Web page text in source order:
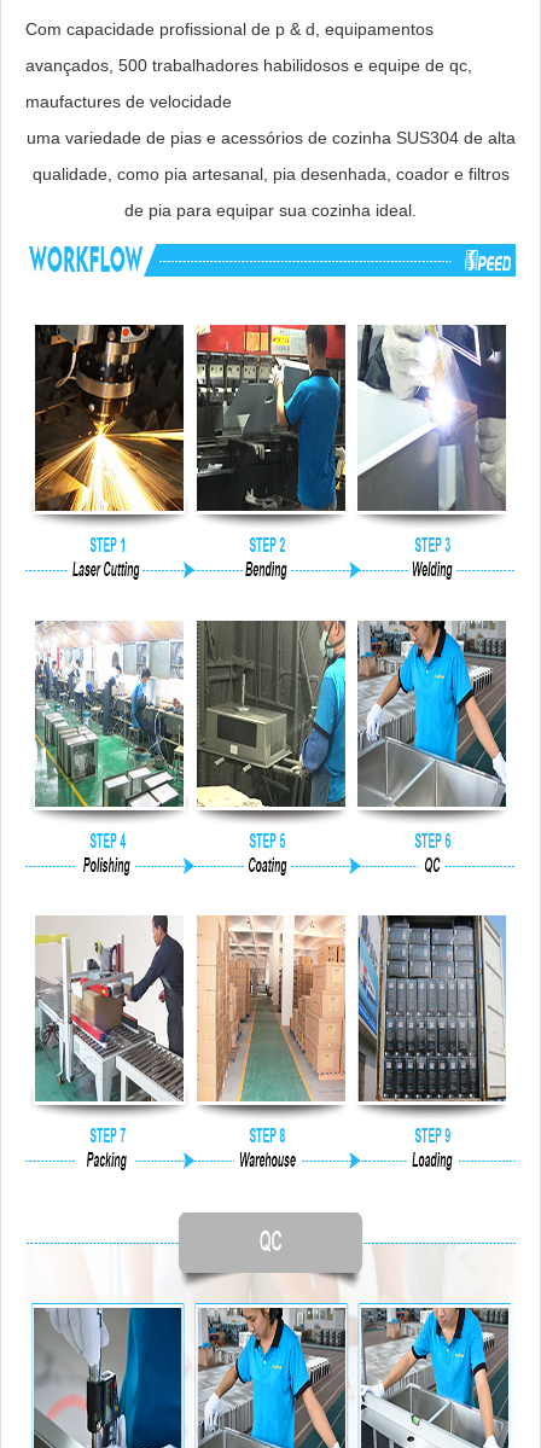
Com capacidade profissional de p & d, equipamentos
avançados, 500 trabalhadores habilidosos e equipe de qc,
maufactures de velocidade
uma variedade de pias e acessórios de cozinha SUS304 de alta
qualidade, como pia artesanal, pia desenhada, coador e filtros
de pia para equipar sua cozinha ideal.